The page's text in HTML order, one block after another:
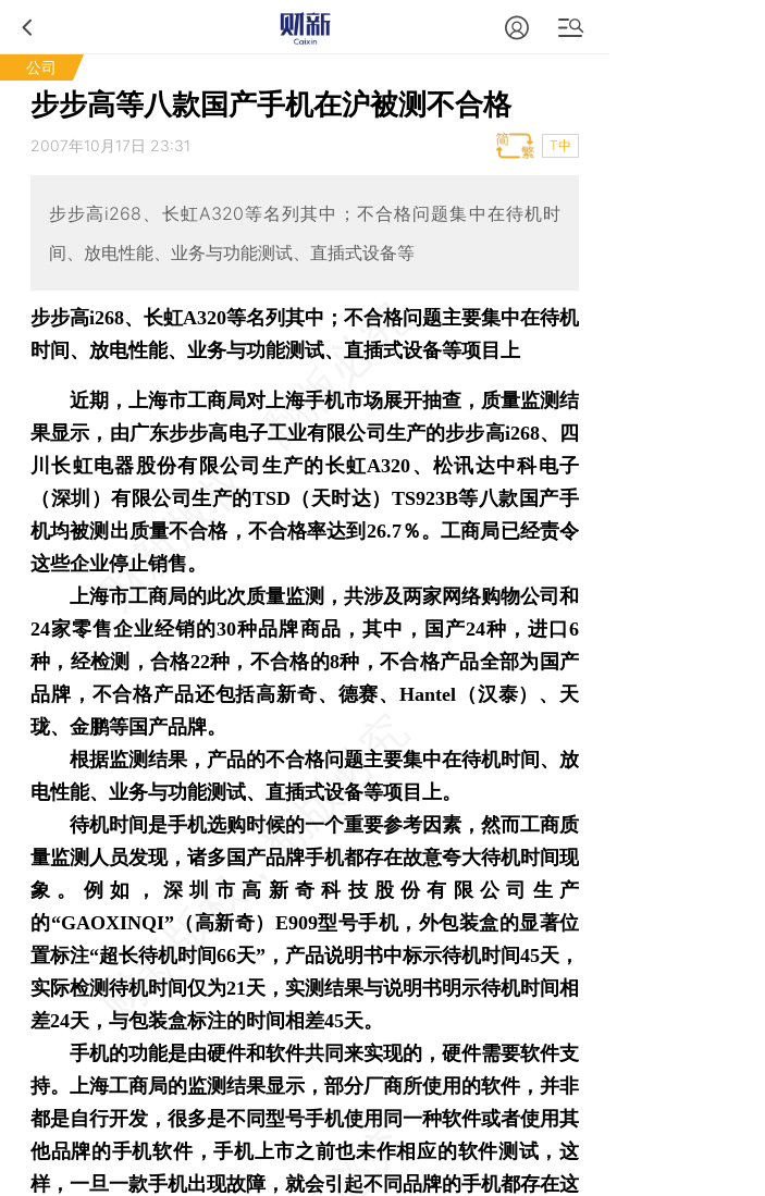
公司
步步高等八款国产手机在沪被测不合格
2007年10月17日 23:31 T中
步步高i268、长虹A320等名列其中；不合格问题集中在待机时
间、放电性能、业务与功能测试、直插式设备等
步步高i268、长虹A320等名列其中；不合格问题主要集中在待机
时间、放电性能、业务与功能测试、直插式设备等项目上
近期，上海市工商局对上海手机市场展开抽查，质量监测结
果显示，由广东步步高电子工业有限公司生产的步步高i268、四
川长虹电器股份有限公司生产的长虹A320、松讯达中科电子
（深圳）有限公司生产的TSD（天时达）TS923B等八款国产手
机均被测出质量不合格，不合格率达到26.7％。工商局已经责令
这些企业停止销售。
上海市工商局的此次质量监测，共涉及两家网络购物公司和
24家零售企业经销的30种品牌商品，其中，国产24种，进口6
种，经检测，合格22种，不合格的8种，不合格产品全部为国产
品牌，不合格产品还包括高新奇、德赛、Hantel（汉泰）、天
珑、金鹏等国产品牌。
根据监测结果，产品的不合格问题主要集中在待机时间、放
电性能、业务与功能测试、直插式设备等项目上。
待机时间是手机选购时候的一个重要参考因素，然而工商质
量监测人员发现，诸多国产品牌手机都存在故意夸大待机时间现
象。例如，深圳市高新奇科技股份有限公司生产
的“GAOXINQI”（高新奇）E909型号手机，外包装盒的显著位
置标注“超长待机时间66天”，产品说明书中标示待机时间45天，
实际检测待机时间仅为21天，实测结果与说明书明示待机时间相
差24天，与包装盒标注的时间相差45天。
手机的功能是由硬件和软件共同来实现的，硬件需要软件支
持。上海工商局的监测结果显示，部分厂商所使用的软件，并非
都是自行开发，很多是不同型号手机使用同一种软件或者使用其
他品牌的手机软件，手机上市之前也未作相应的软件测试，这
样，一旦一款手机出现故障，就会引起不同品牌的手机都存在这